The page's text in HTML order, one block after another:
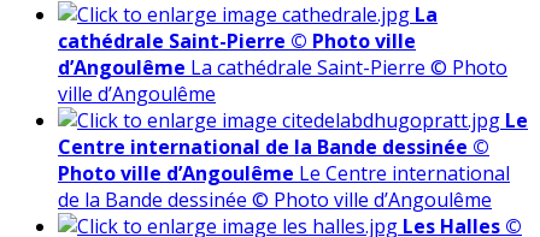
La
cathédrale Saint-Pierre © Photo ville
d’Angoulême La cathédrale Saint-Pierre © Photo
ville d’Angoulême
Le
Centre international de la Bande dessinée ©
Photo ville d’Angoulême Le Centre international
de la Bande dessinée © Photo ville d’Angoulême
Les Halles ©